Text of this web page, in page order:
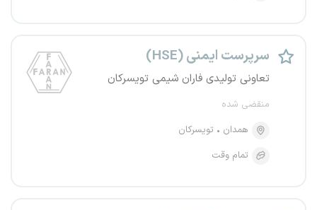
سرپرست ایمنی (HSE)
تعاونی تولیدی فاران شیمی تویسرکان
منقضی شده
همدان
تویسرکان
تمام وقت